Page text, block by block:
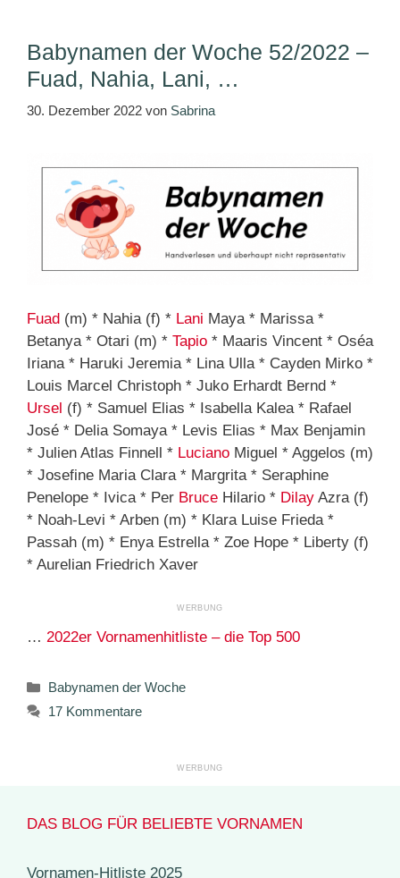
Babynamen der Woche 52/2022 –
Fuad, Nahia, Lani, …
30. Dezember 2022 von Sabrina
Fuad (m) * Nahia (f) * Lani Maya * Marissa *
Betanya * Otari (m) * Tapio * Maaris Vincent * Oséa
Iriana * Haruki Jeremia * Lina Ulla * Cayden Mirko *
Louis Marcel Christoph * Juko Erhardt Bernd *
Ursel (f) * Samuel Elias * Isabella Kalea * Rafael
José * Delia Somaya * Levis Elias * Max Benjamin
* Julien Atlas Finnell * Luciano Miguel * Aggelos (m)
* Josefine Maria Clara * Margrita * Seraphine
Penelope * Ivica * Per Bruce Hilario * Dilay Azra (f)
* Noah-Levi * Arben (m) * Klara Luise Frieda *
Passah (m) * Enya Estrella * Zoe Hope * Liberty (f)
* Aurelian Friedrich Xaver
… 2022er Vornamenhitliste – die Top 500
Kategorien
Babynamen der Woche
17 Kommentare
DAS BLOG FÜR BELIEBTE VORNAMEN
Vornamen-Hitliste 2025